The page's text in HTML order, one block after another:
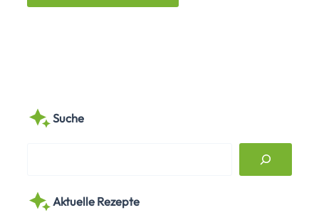
Suche
r
Aktuelle Rezepte